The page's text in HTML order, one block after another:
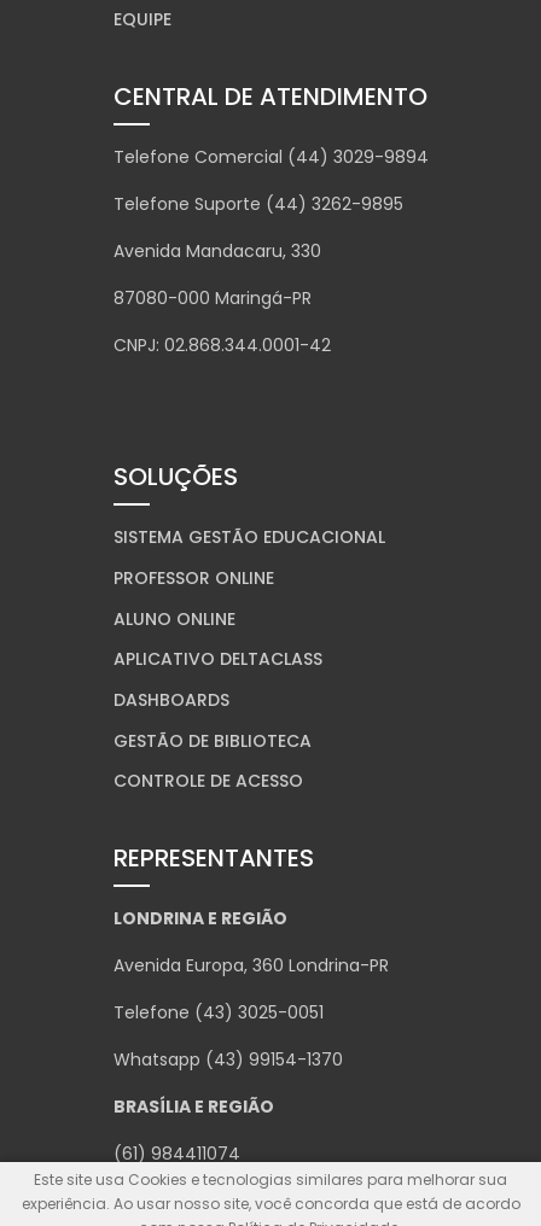
EQUIPE
CENTRAL DE ATENDIMENTO
Telefone Comercial (44) 3029-9894
Telefone Suporte (44) 3262-9895
Avenida Mandacaru, 330
87080-000 Maringá-PR
CNPJ: 02.868.344.0001-42
SOLUÇÕES
SISTEMA GESTÃO EDUCACIONAL
PROFESSOR ONLINE
ALUNO ONLINE
APLICATIVO DELTACLASS
DASHBOARDS
GESTÃO DE BIBLIOTECA
CONTROLE DE ACESSO
REPRESENTANTES
LONDRINA E REGIÃO
Avenida Europa, 360 Londrina-PR
Telefone (43) 3025-0051
Whatsapp (43) 99154-1370
BRASÍLIA E REGIÃO
(61) 984411074
Este site usa Cookies e tecnologias similares para melhorar sua
experiência. Ao usar nosso site, você concorda que está de acordo